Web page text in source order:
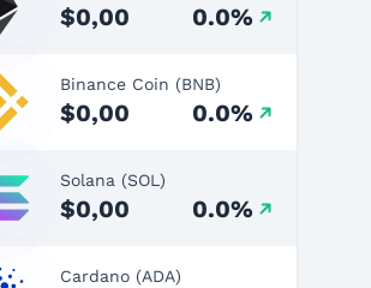
$0,00 0.0%
Binance Coin (BNB)
$0,00 0.0%
Solana (SOL)
$0,00 0.0%
Cardano (ADA)